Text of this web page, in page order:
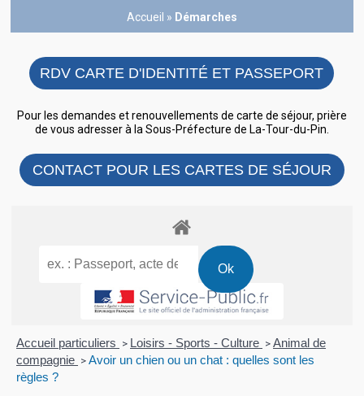
Accueil » Démarches
RDV CARTE D'IDENTITÉ ET PASSEPORT
Pour les demandes et renouvellements de carte de séjour, prière
de vous adresser à la Sous-Préfecture de La-Tour-du-Pin.
CONTACT POUR LES CARTES DE SÉJOUR
Accueil particuliers > Loisirs - Sports - Culture > Animal de
compagnie > Avoir un chien ou un chat : quelles sont les
règles ?